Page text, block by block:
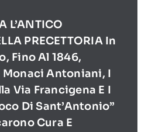
L’ANTICO
PRECETTORIA In
Fino Al 1846,
Monaci Antoniani, I
Via Francigena E I
Di Sant’Antonio”
Cura E